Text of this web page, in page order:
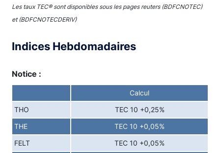
Les taux TEC® sont disponibles sous les pages reuters (BDFCNOTEC)
et (BDFCNOTECDERIV)
Indices Hebdomadaires
Notice :
Calcul
THO TEC 10 +0,25%
THE TEC 10 +0,05%
FELT TEC 10 +0,05%